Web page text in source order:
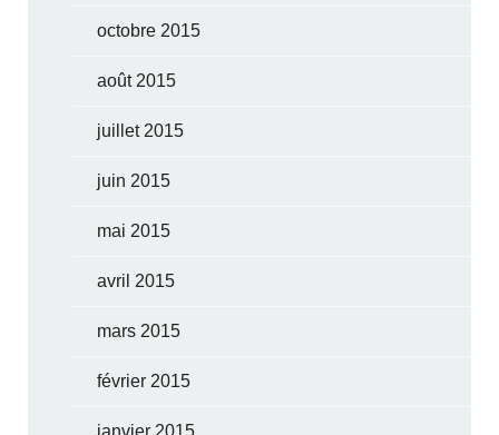
octobre 2015
août 2015
juillet 2015
juin 2015
mai 2015
avril 2015
mars 2015
février 2015
janvier 2015